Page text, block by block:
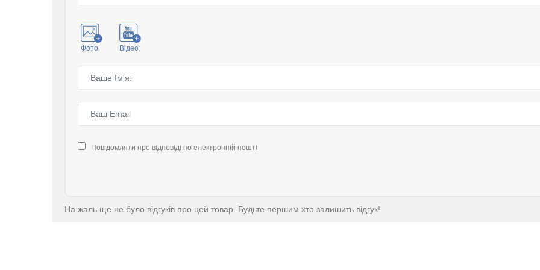
Фото Відео
Повідомляти про відповіді по електронній пошті
На жаль ще не було відгуків про цей товар. Будьте першим хто залишить відгук!